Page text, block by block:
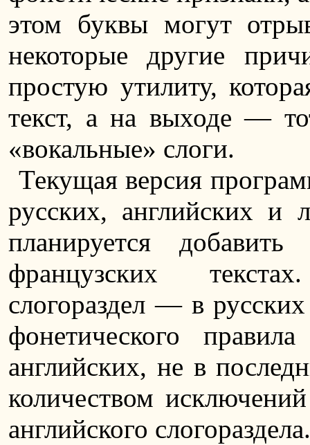
этом буквы могут
некоторые другие
простую утилиту,
текст, а на выходе —
«вокальные» слоги.
Текущая версия
русских, английских и
планируется
французских
слогораздел — в
фонетического
английских, не в
количеством
английского слогораздела.